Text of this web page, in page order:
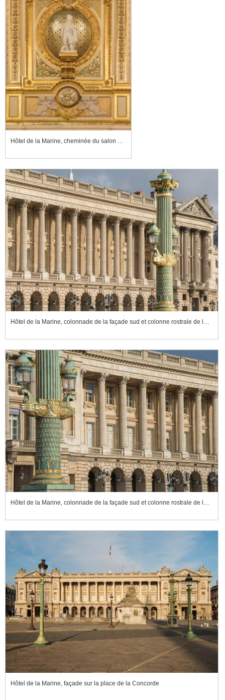
Hôtel de la Marine, cheminée du salon d'honneur : dans la niche, le prince impérial et son chien Néro, par Carpeaux
Hôtel de la Marine, colonnade de la façade sud et colonne rostrale de la place de la Concorde
Hôtel de la Marine, colonnade de la façade sud et colonne rostrale de la place de la Concorde
Hôtel de la Marine, façade sur la place de la Concorde